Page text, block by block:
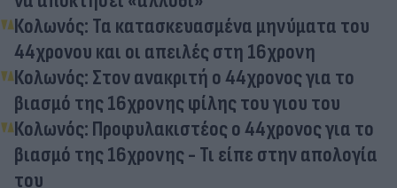
Κολωνός: Τα κατασκευασμένα μηνύματα του
44χρονου και οι απειλές στη 16χρονη
Κολωνός: Στον ανακριτή ο 44χρονος για το
βιασμό της 16χρονης φίλης του γιου του
Κολωνός: Προφυλακιστέος ο 44χρονος για το
βιασμό της 16χρονης - Τι είπε στην απολογία
του